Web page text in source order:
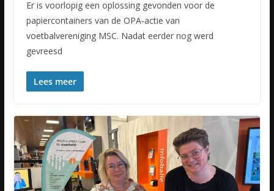
Er is voorlopig een oplossing gevonden voor de
papiercontainers van de OPA-actie van
voetbalvereniging MSC. Nadat eerder nog werd
gevreesd
Lees meer